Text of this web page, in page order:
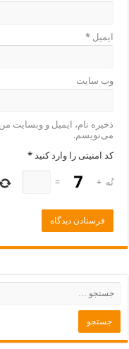
ایمیل*
وب‌ سایت
ذخیره نام، ایمیل و وبسایت
می‌نویسم.
کد امنیتی را وارد کنید *
نُه +
=